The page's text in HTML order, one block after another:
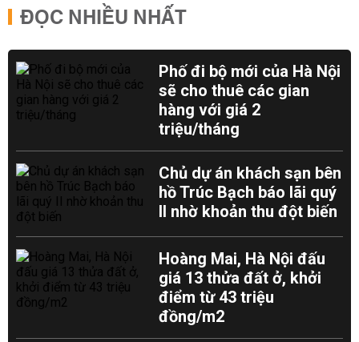
ĐỌC NHIỀU NHẤT
Phố đi bộ mới của Hà Nội
sẽ cho thuê các gian
hàng với giá 2
triệu/tháng
Chủ dự án khách sạn bên
hồ Trúc Bạch báo lãi quý
II nhờ khoản thu đột biến
Hoàng Mai, Hà Nội đấu
giá 13 thửa đất ở, khởi
điểm từ 43 triệu
đồng/m2